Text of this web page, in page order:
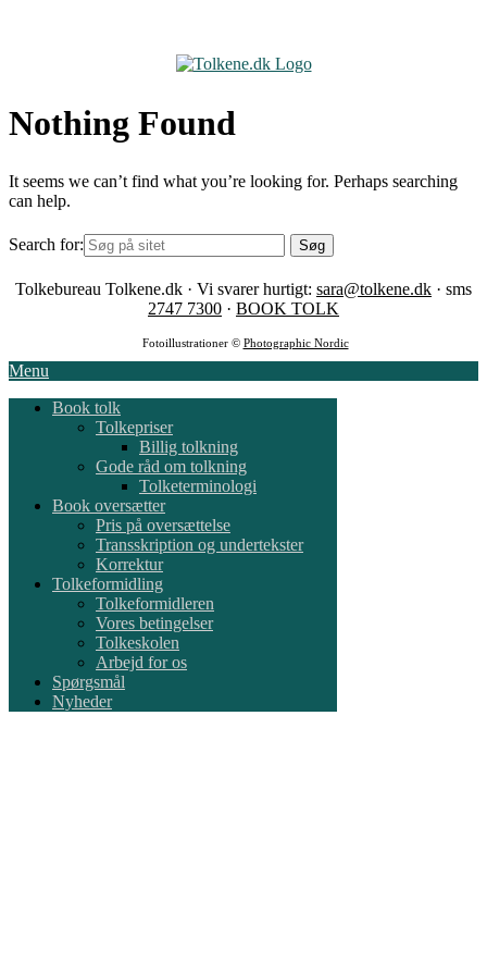
Nothing Found
It seems we can’t find what you’re looking for. Perhaps searching
can help.
Search for:
Tolkebureau Tolkene.dk · Vi svarer hurtigt: sara@tolkene.dk · sms
2747 7300 · BOOK TOLK
Fotoillustrationer © Photographic Nordic
Menu
Book tolk
Tolkepriser
Billig tolkning
Gode råd om tolkning
Tolketerminologi
Book oversætter
Pris på oversættelse
Transskription og undertekster
Korrektur
Tolkeformidling
Tolkeformidleren
Vores betingelser
Tolkeskolen
Arbejd for os
Spørgsmål
Nyheder